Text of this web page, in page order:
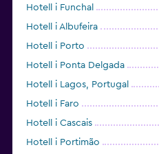
Hotell i Funchal
Hotell i Albufeira
Hotell i Porto
Hotell i Ponta Delgada
Hotell i Lagos, Portugal
Hotell i Faro
Hotell i Cascais
Hotell i Portimão